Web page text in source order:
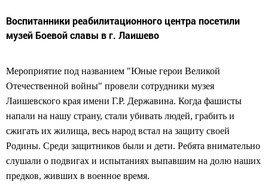
Воспитанники реабилитационного центра посетили
музей Боевой славы в г. Лаишево
Мероприятие под названием "Юные герои Великой
Отечественной войны" провели сотрудники музея
Лаишевского края имени Г.Р. Державина. Когда фашисты
напали на нашу страну, стали убивать людей, грабить и
сжигать их жилища, весь народ встал на защиту своей
Родины. Среди защитников были и дети. Ребята внимательно
слушали о подвигах и испытаниях выпавшим на долю наших
предков, живших в военное время.